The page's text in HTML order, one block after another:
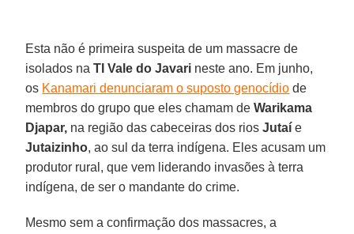
Esta não é primeira suspeita de um massacre de
isolados naTI Vale do Javari neste ano. Em junho,
os Kanamari denunciaram o suposto genocídio de
membros do grupo que eles chamam deWarikama
Djapar, na região das cabeceiras dos riosJutaí e
Jutaizinho, ao sul da terra indígena. Eles acusam um
produtor rural, que vem liderando invasões à terra
indígena, de ser o mandante do crime.
Mesmo sem a confirmação dos massacres, a